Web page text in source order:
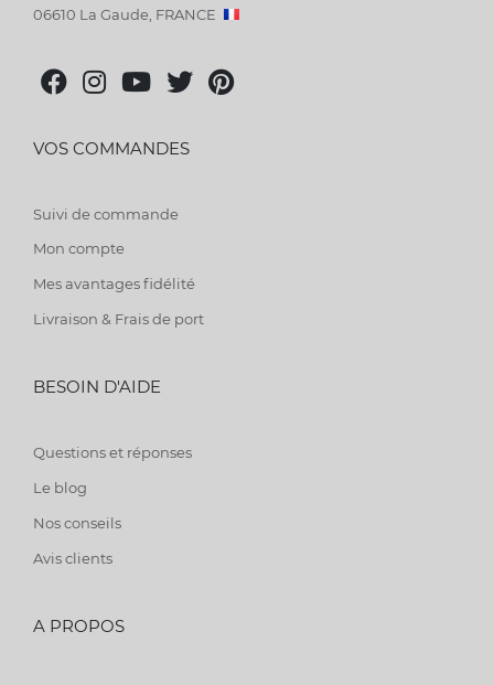
06610 La Gaude, FRANCE
VOS COMMANDES
Suivi de commande
Mon compte
Mes avantages fidélité
Livraison & Frais de port
BESOIN D'AIDE
Questions et réponses
Le blog
Nos conseils
Avis clients
A PROPOS